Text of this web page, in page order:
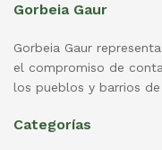
Gorbeia Gaur
Gorbeia Gaur
el compromiso de
los pueblos y barrios de
Categorías